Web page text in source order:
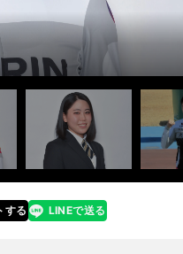
する
line LINEで送る